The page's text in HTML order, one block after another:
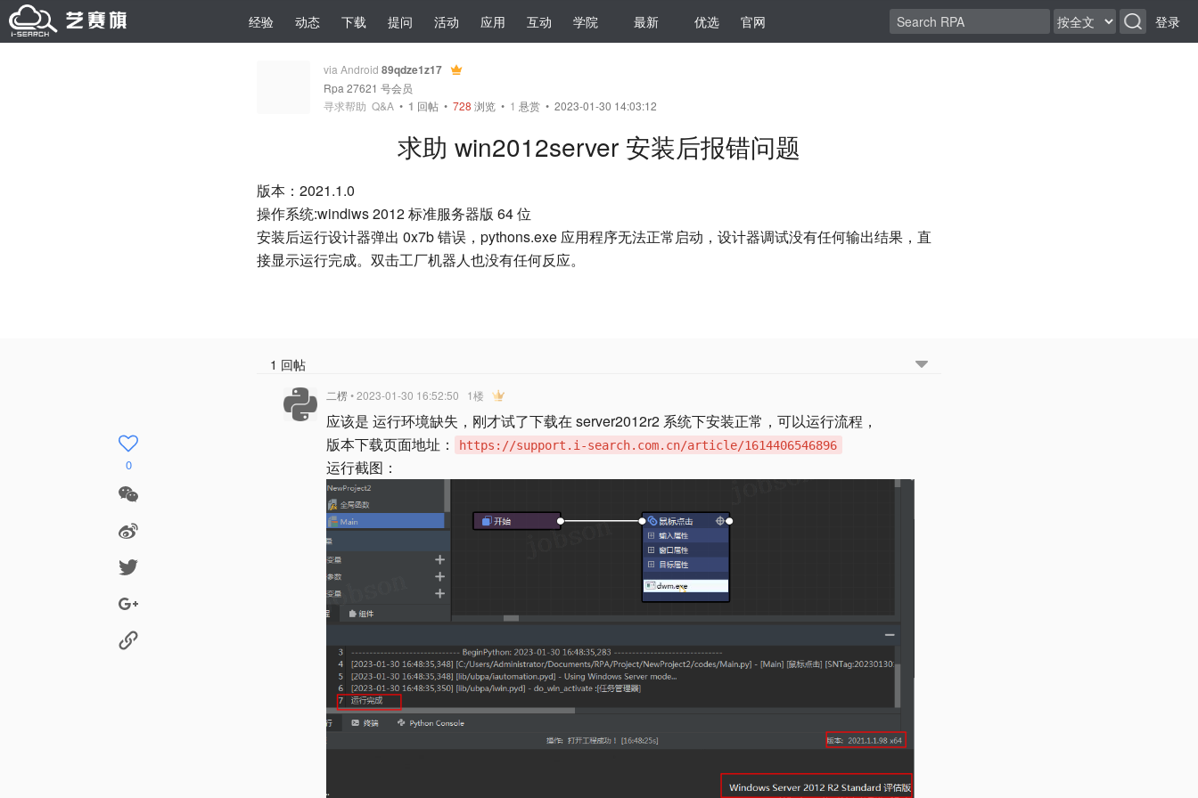
经验 动态 下载 提问 活动 应用 互动 学院 最新 优选 官网 登录
via Android 89qdze1z17
Rpa 27621 号会员
寻求帮助 Q&A • 1 回帖 • 728 浏览 • 1 悬赏 • 2023-01-30 14:03:12
求助 win2012server 安装后报错问题
版本：2021.1.0
操作系统:windiws 2012 标准服务器版 64 位
安装后运行设计器弹出 0x7b 错误，pythons.exe 应用程序无法正常启动，设计器调试没有任何输出结果，直
接显示运行完成。双击工厂机器人也没有任何反应。
1 回帖
二楞• 2023-01-30 16:52:50 1楼
应该是 运行环境缺失，刚才试了下载在 server2012r2 系统下安装正常，可以运行流程，
版本下载页面地址：
https://support.i-search.com.cn/article/1614406546896
运行截图：
0